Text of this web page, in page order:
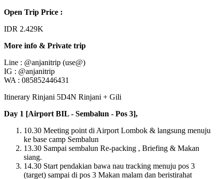
Open Trip Price :
IDR 2.429K
More info & Private trip
Line : @anjanitrip (use@)
IG : @anjanitrip
WA : 085852446431
Itinerary Rinjani 5D4N Rinjani + Gili
Day 1 [Airport BIL - Sembalun - Pos 3],
10.30 Meeting point di Airport Lombok & langsung menuju
ke base camp Sembalun
13.30 Sampai sembalun Re-packing , Briefing & Makan
siang.
14.30 Start pendakian bawa nau tracking menuju pos 3
(target) sampai di pos 3 Makan malam dan beristirahat